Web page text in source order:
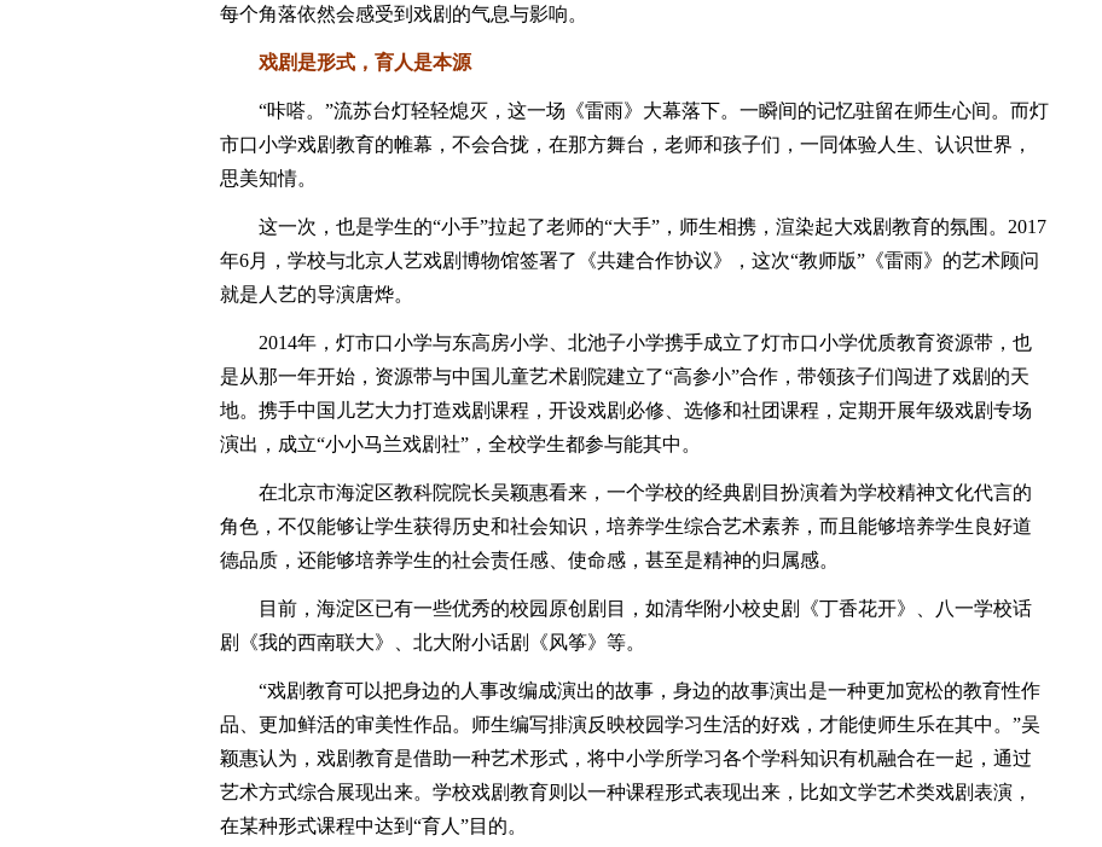
每个角落依然会感受到戏剧的气息与影响。
戏剧是形式，育人是本源
“咔嗒。”流苏台灯轻轻熄灭，这一场《雷雨》大幕落下。一瞬间的记忆驻留在师生心间。而灯
市口小学戏剧教育的帷幕，不会合拢，在那方舞台，老师和孩子们，一同体验人生、认识世界，
思美知情。
这一次，也是学生的“小手”拉起了老师的“大手”，师生相携，渲染起大戏剧教育的氛围。2017
年6月，学校与北京人艺戏剧博物馆签署了《共建合作协议》，这次“教师版”《雷雨》的艺术顾问
就是人艺的导演唐烨。
2014年，灯市口小学与东高房小学、北池子小学携手成立了灯市口小学优质教育资源带，也
是从那一年开始，资源带与中国儿童艺术剧院建立了“高参小”合作，带领孩子们闯进了戏剧的天
地。携手中国儿艺大力打造戏剧课程，开设戏剧必修、选修和社团课程，定期开展年级戏剧专场
演出，成立“小小马兰戏剧社”，全校学生都参与能其中。
在北京市海淀区教科院院长吴颖惠看来，一个学校的经典剧目扮演着为学校精神文化代言的
角色，不仅能够让学生获得历史和社会知识，培养学生综合艺术素养，而且能够培养学生良好道
德品质，还能够培养学生的社会责任感、使命感，甚至是精神的归属感。
目前，海淀区已有一些优秀的校园原创剧目，如清华附小校史剧《丁香花开》、八一学校话
剧《我的西南联大》、北大附小话剧《风筝》等。
“戏剧教育可以把身边的人事改编成演出的故事，身边的故事演出是一种更加宽松的教育性作
品、更加鲜活的审美性作品。师生编写排演反映校园学习生活的好戏，才能使师生乐在其中。”吴
颖惠认为，戏剧教育是借助一种艺术形式，将中小学所学习各个学科知识有机融合在一起，通过
艺术方式综合展现出来。学校戏剧教育则以一种课程形式表现出来，比如文学艺术类戏剧表演，
在某种形式课程中达到“育人”目的。